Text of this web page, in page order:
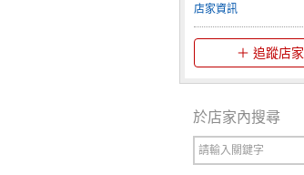
店家資訊
追蹤店家
於店家內搜尋